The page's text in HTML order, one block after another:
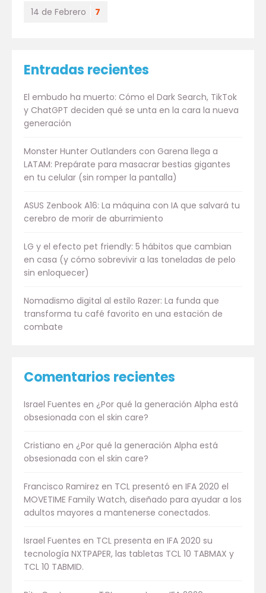
14 de Febrero 7
Entradas recientes
El embudo ha muerto: Cómo el Dark Search, TikTok
y ChatGPT deciden qué se unta en la cara la nueva
generación
Monster Hunter Outlanders con Garena llega a
LATAM: Prepárate para masacrar bestias gigantes
en tu celular (sin romper la pantalla)
ASUS Zenbook A16: La máquina con IA que salvará tu
cerebro de morir de aburrimiento
LG y el efecto pet friendly: 5 hábitos que cambian
en casa (y cómo sobrevivir a las toneladas de pelo
sin enloquecer)
Nomadismo digital al estilo Razer: La funda que
transforma tu café favorito en una estación de
combate
Comentarios recientes
Israel Fuentes en ¿Por qué la generación Alpha está
obsesionada con el skin care?
Cristiano en ¿Por qué la generación Alpha está
obsesionada con el skin care?
Francisco Ramirez en TCL presentó en IFA 2020 el
MOVETIME Family Watch, diseñado para ayudar a los
adultos mayores a mantenerse conectados.
Israel Fuentes en TCL presenta en IFA 2020 su
tecnología NXTPAPER, las tabletas TCL 10 TABMAX y
TCL 10 TABMID.